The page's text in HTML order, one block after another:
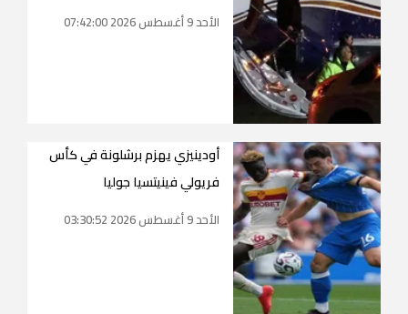
الأحد 9 أغسطس 2026 07:42:00
أودينيزي يهزم برشلونة في كأس
فريولي فينيتسيا جوليا
الأحد 9 أغسطس 2026 03:30:52